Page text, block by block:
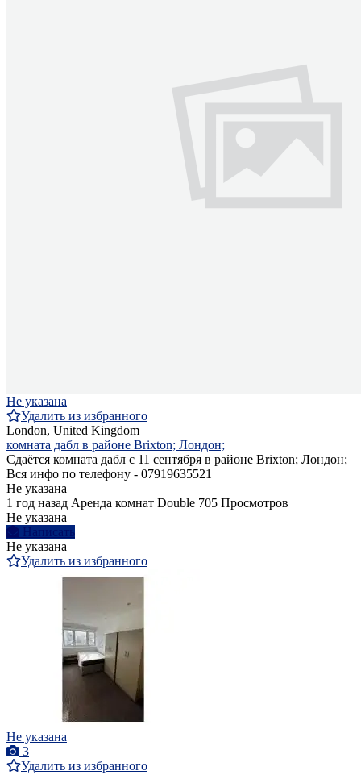
Не указана
Удалить из избранного
London, United Kingdom
комната дабл в районе Brixton; Лондон;
Сдаётся комната дабл с 11 сентября в районе Brixton; Лондон;
Вся инфо по телефону - 07919635521
Не указана
1 год назад Аренда комнат Double 705 Просмотров
Не указана
Написать
Не указана
Удалить из избранного
Не указана
3
Удалить из избранного